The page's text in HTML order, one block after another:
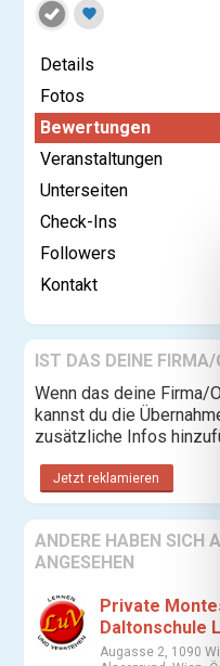
favorite
Details
Fotos
Bewertungen
Veranstaltungen
Unterseiten
Check-Ins
Followers
Kontakt
IST DAS DEINE
Wenn das deine Firma/
kannst du die
zusätzliche Infos
Jetzt reklamieren
ANDERE HABEN SICH
ANGESEHEN
Private
Daltonschule
Augasse 2, 1090